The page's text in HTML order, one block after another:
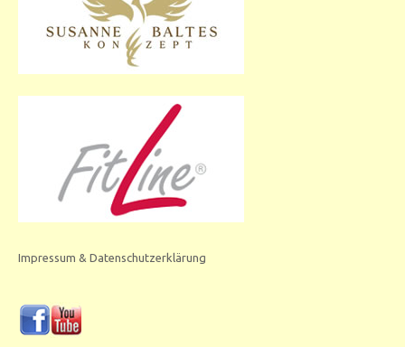
Impressum & Datenschutzerklärung